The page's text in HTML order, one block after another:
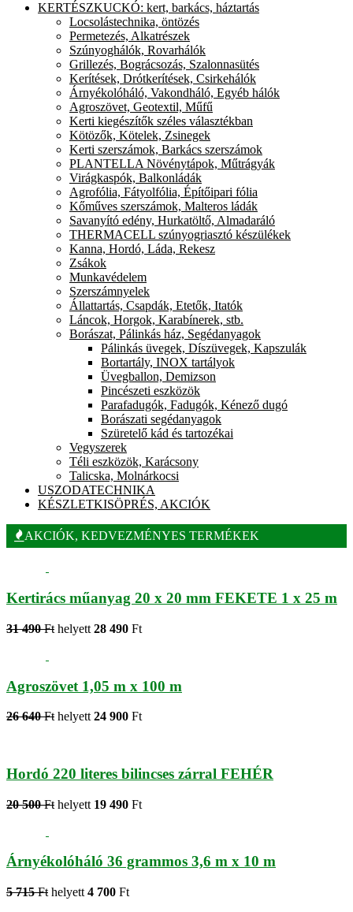
KERTÉSZKUCKÓ: kert, barkács, háztartás
Locsolástechnika, öntözés
Permetezés, Alkatrészek
Szúnyoghálók, Rovarhálók
Grillezés, Bográcsozás, Szalonnasütés
Kerítések, Drótkerítések, Csirkehálók
Árnyékolóháló, Vakondháló, Egyéb hálók
Agroszövet, Geotextil, Műfű
Kerti kiegészítők széles választékban
Kötözők, Kötelek, Zsinegek
Kerti szerszámok, Barkács szerszámok
PLANTELLA Növénytápok, Műtrágyák
Virágkaspók, Balkonládák
Agrofólia, Fátyolfólia, Építőipari fólia
Kőműves szerszámok, Malteros ládák
Savanyító edény, Hurkatöltő, Almadaráló
THERMACELL szúnyogriasztó készülékek
Kanna, Hordó, Láda, Rekesz
Zsákok
Munkavédelem
Szerszámnyelek
Állattartás, Csapdák, Etetők, Itatók
Láncok, Horgok, Karabínerek, stb.
Borászat, Pálinkás ház, Segédanyagok
Pálinkás üvegek, Díszüvegek, Kapszulák
Bortartály, INOX tartályok
Üvegballon, Demizson
Pincészeti eszközök
Parafadugók, Fadugók, Kénező dugó
Borászati segédanyagok
Szüretelő kád és tartozékai
Vegyszerek
Téli eszközök, Karácsony
Talicska, Molnárkocsi
USZODATECHNIKA
KÉSZLETKISÖPRÉS, AKCIÓK
AKCIÓK, KEDVEZMÉNYES TERMÉKEK
Kertirács műanyag 20 x 20 mm FEKETE 1 x 25 m
31 490 Ft helyett 28 490 Ft
Agroszövet 1,05 m x 100 m
26 640 Ft helyett 24 900 Ft
Hordó 220 literes bilincses zárral FEHÉR
20 500 Ft helyett 19 490 Ft
Árnyékolóháló 36 grammos 3,6 m x 10 m
5 715 Ft helyett 4 700 Ft